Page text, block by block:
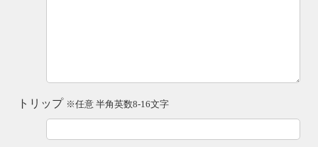
トリップ ※任意 半角英数8-16文字